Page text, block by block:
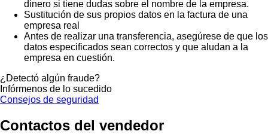
dinero si tiene dudas sobre el nombre de la empresa.
Sustitución de sus propios datos en la factura de una
empresa real
Antes de realizar una transferencia, asegúrese de que los
datos especificados sean correctos y que aludan a la
empresa en cuestión.
¿Detectó algún fraude?
Infórmenos de lo sucedido
Consejos de seguridad
Contactos del vendedor